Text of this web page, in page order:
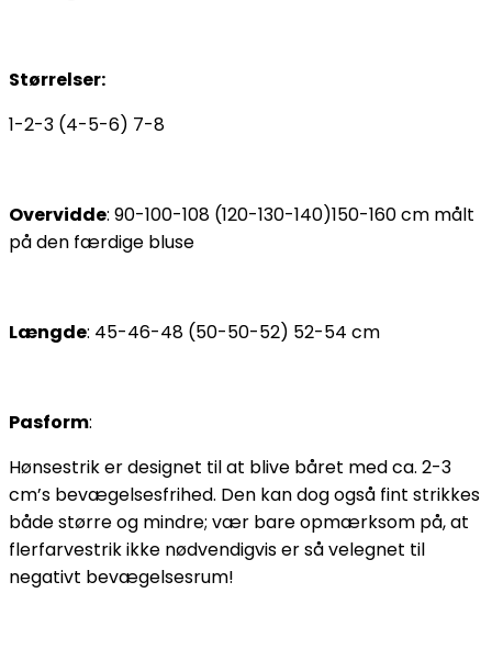
Størrelser:
1-2-3 (4-5-6) 7-8
Overvidde: 90-100-108 (120-130-140)150-160 cm målt
på den færdige bluse
Længde: 45-46-48 (50-50-52) 52-54 cm
Pasform:
Hønsestrik er designet til at blive båret med ca. 2-3
cm’s bevægelsesfrihed. Den kan dog også fint strikkes
både større og mindre; vær bare opmærksom på, at
flerfarvestrik ikke nødvendigvis er så velegnet til
negativt bevægelsesrum!